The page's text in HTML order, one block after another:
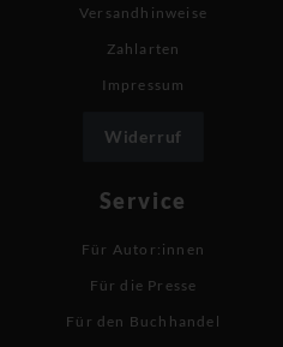
Versandhinweise
Zahlarten
Impressum
Widerruf
Service
Für Autor:innen
Für die Presse
Für den Buchhandel